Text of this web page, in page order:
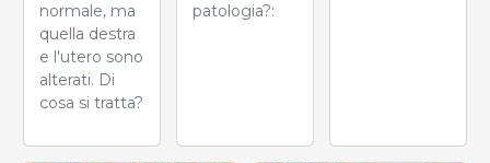
normale, ma
quella destra
e l'utero sono
alterati. Di
cosa si tratta?
patologia?: